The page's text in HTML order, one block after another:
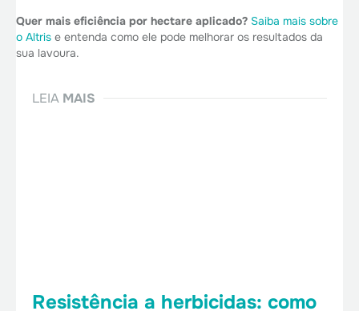
Quer mais eficiência por hectare aplicado? Saiba mais sobre
o Altris e entenda como ele pode melhorar os resultados da
sua lavoura.
LEIA MAIS
Resistência a herbicidas: como